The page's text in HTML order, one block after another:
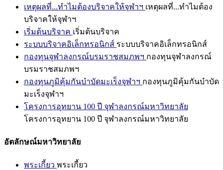
เหตุผลที่...ทำไมต้องบริจาคให้จุฬาฯ เหตุผลที่...ทำไมต้อง
บริจาคให้จุฬาฯ
เริ่มต้นบริจาค เริ่มต้นบริจาค
ระบบบริจาคอิเล็กทรอนิกส์ ระบบบริจาคอิเล็กทรอนิกส์
กองทุนจุฬาลงกรณ์บรมราชสมภพฯ กองทุนจุฬาลงกรณ์
บรมราชสมภพฯ
กองทุนภูมิคุ้มกันบำบัดมะเร็งจุฬาฯ กองทุนภูมิคุ้มกันบำบัด
มะเร็งจุฬาฯ
โครงการอุทยาน 100 ปี จุฬาลงกรณ์มหาวิทยาลัย
โครงการอุทยาน 100 ปี จุฬาลงกรณ์มหาวิทยาลัย
อัตลักษณ์มหาวิทยาลัย
พระเกี้ยว พระเกี้ยว